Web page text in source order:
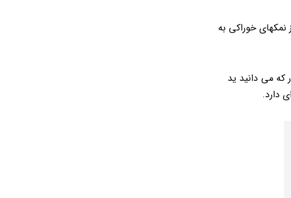
خوراکی به
که می دانید ید
دارد.